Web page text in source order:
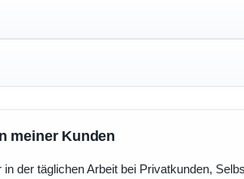
meiner Kunden
der täglichen Arbeit bei Privatkunden,